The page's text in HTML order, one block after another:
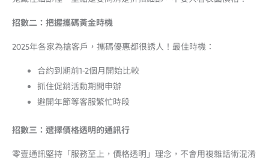
招數二：把握攜碼黃金時機
2025年各家為搶客戶，攜碼優惠都很誘人！最佳時機：
合約到期前1-2個月開始比較
抓住促銷活動期間申辦
避開年節等客服繁忙時段
招數三：選擇價格透明的通訊行
零壹通訊堅持「服務至上，價格透明」理念，不會用複雜話術混淆